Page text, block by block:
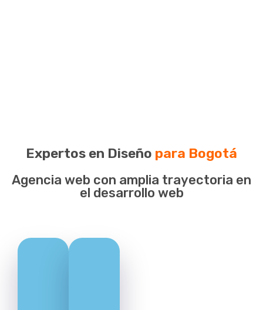
Expertos en Diseño para Bogotá
Agencia web con amplia trayectoria en
el desarrollo web